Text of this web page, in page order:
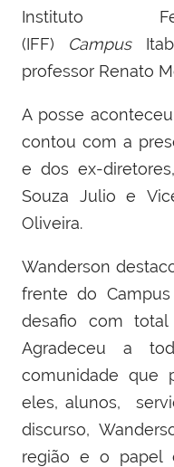
Instituto
(IFF) Campus
professor Renato
A posse
contou com a
e dos ex-
Souza Julio e
Oliveira.
Wanderson
frente do
desafio com total
Agradeceu a
comunidade que
eles, alunos,
discurso,
região e o papel